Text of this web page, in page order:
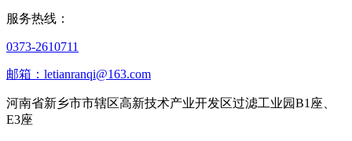
服务热线：
0373-2610711
邮箱：letianranqi@163.com
河南省新乡市市辖区高新技术产业开发区过滤工业园B1座、
E3座